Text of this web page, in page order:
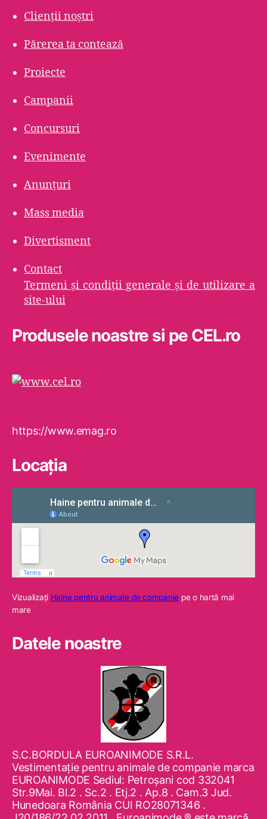
Clienții noștri
Părerea ta contează
Proiecte
Campanii
Concursuri
Evenimente
Anunțuri
Mass media
Divertisment
Contact
Termeni şi condiţii generale şi de utilizare a
site-ului
Produsele noastre si pe CEL.ro
https://www.emag.ro
Locaţia
Vizualizaţi Haine pentru animale de companie pe o hartă mai
mare
Datele noastre
S.C.BORDULA EUROANIMODE S.R.L.
Vestimentaţie pentru animale de companie marca
EUROANIMODE Sediul: Petroşani cod 332041
Str.9Mai. Bl.2 . Sc.2 . Etj.2 . Ap.8 . Cam.3 Jud.
Hunedoara România CUI RO28071346 .